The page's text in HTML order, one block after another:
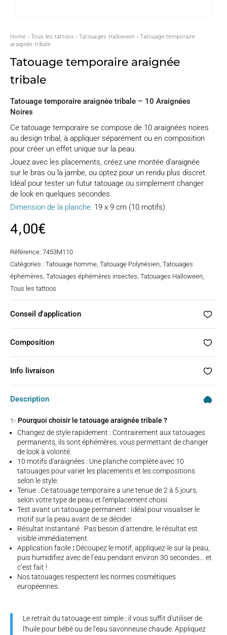
Home ›Tous les tattoos › Tatouages Halloween › Tatouage temporaire
araignée tribale
Tatouage temporaire araignée
tribale
Tatouage temporaire araignée tribale – 10 Araignées
Noires
Ce tatouage temporaire se compose de 10 araignées noires
au design tribal, à appliquer séparément ou en composition
pour créer un effet unique sur la peau.
Jouez avec les placements, créez une montée d’araignée
sur le bras ou la jambe, ou optez pour un rendu plus discret.
Idéal pour tester un futur tatouage ou simplement changer
de look en quelques secondes.
Dimension de la planche: 19 x 9 cm (10 motifs)
4,00€
Référence: 7453M110
Catégories : Tatouage homme, Tatouage Polynésien, Tatouages
éphémères, Tatouages éphémères insectes, Tatouages Halloween,
Tous les tattoos
Conseil d'application
Composition
Info livraison
Description
✨ Pourquoi choisir le tatouage araignée tribale ?
Changez de style rapidement : Contrairement aux tatouages
permanents, ils sont éphémères, vous permettant de changer
de look à volonté.
10 motifs d'araignées : Une planche complète avec 10
tatouages pour varier les placements et les compositions
selon le style.
Tenue : Ce tatouage temporaire a une tenue de 2 à 5 jours,
selon votre type de peau et l'emplacement choisi.
Test avant un tatouage permanent : Idéal pour visualiser le
motif sur la peau avant de se décider.
Résultat Instantané : Pas besoin d’attendre, le résultat est
visible immédiatement.
Application facile : Découpez le motif, appliquez-le sur la peau,
puis humidifiez avec de l’eau pendant environ 30 secondes… et
c’est fait !
Nos tatouages respectent les normes cosmétiques
européennes.
Le retrait du tatouage est simple : il vous suffit d'utiliser de
l'huile pour bébé ou de l'eau savonneuse chaude. Appliquez